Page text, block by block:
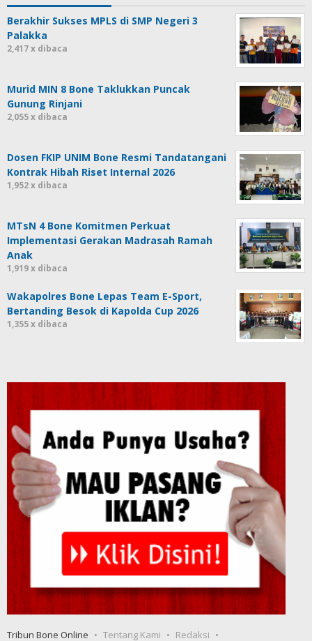
Berakhir Sukses MPLS di SMP Negeri 3
Palakka
2,417 x dibaca
Murid MIN 8 Bone Taklukkan Puncak
Gunung Rinjani
2,055 x dibaca
Dosen FKIP UNIM Bone Resmi Tandatangani
Kontrak Hibah Riset Internal 2026
1,952 x dibaca
MTsN 4 Bone Komitmen Perkuat
Implementasi Gerakan Madrasah Ramah
Anak
1,919 x dibaca
Wakapolres Bone Lepas Team E-Sport,
Bertanding Besok di Kapolda Cup 2026
1,355 x dibaca
Tribun Bone Online Tentang Kami Redaksi